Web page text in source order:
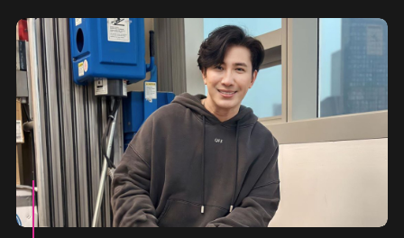
ทัวร์แล้ว บนเวทีเขายังแสดงความสามารถทั้งโชว์ร้อง เต้น แสดง เต็มรูป
แบบเพื่อไม่ให้แฟนๆ ผิดหวัง อีกทั้งยังมีของขวัญเซอร์ไพรส์เล็กๆ น้อยๆ
ด้วยการสุ่มเลือกผู้ชมที่ถือบัตร ‘Magic 1 VIP PACKAGE’ ขึ้นไปร่วม
เป็นส่วนหนึ่งของโชว์บนเวที ซึ่งนี้คือหนึ่งซีนเด็ดที่หลายคนใฝ่ฝันสักครั้ง
แต่แล้วในบรรยากาศของความสุขกลับมีกลิ่นดราม่าโชยมาทันทีหลังจบ
คอนเสิร์ตในรอบวันเสาร์ (26 พฤศจิกายน) เพราะผู้ชมหลายคนรู้สึก
ข้องใจถึงการคัดเลือกแฟนคลับผู้โชคดีหรือที่เรียกว่า ‘ลัคกี้แฟน’ ที่จะได้
ขึ้นเวทีไปร่วมโชว์ของรอบการแสดงดังกล่าว เพราะวิธีการแตกต่างไป
จากรอบแรกตรงที่ทีมงานเป็นเลือก แทนที่จะเป็น แจ็คสัน หวัง เป็นคน
เลือก ซึ่งแฟนคลับผู้โชคดีคนนั้นก็คือ เพิร์ธ วีริณฐ์ศรา นักแสดงสาวที่
มีชื่อเสียงจากผลงานซีรีส์ จนมีการตั้งคำถามว่านี่อาจเป็นอีกครั้งที่มี
การใช้พริวิเลจ หรืออภิสิทธิ์ของความเป็นคนดังเพื่อประโยชน์ส่วนตัว